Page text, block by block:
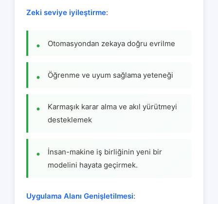
Zeki seviye iyileştirme:
Otomasyondan zekaya doğru evrilme
Öğrenme ve uyum sağlama yeteneği
Karmaşık karar alma ve akıl yürütmeyi
desteklemek
İnsan-makine iş birliğinin yeni bir
modelini hayata geçirmek.
Uygulama Alanı Genişletilmesi: